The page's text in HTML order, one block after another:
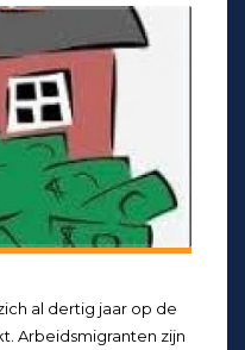
al dertig jaar op de
Arbeidsmigranten zijn